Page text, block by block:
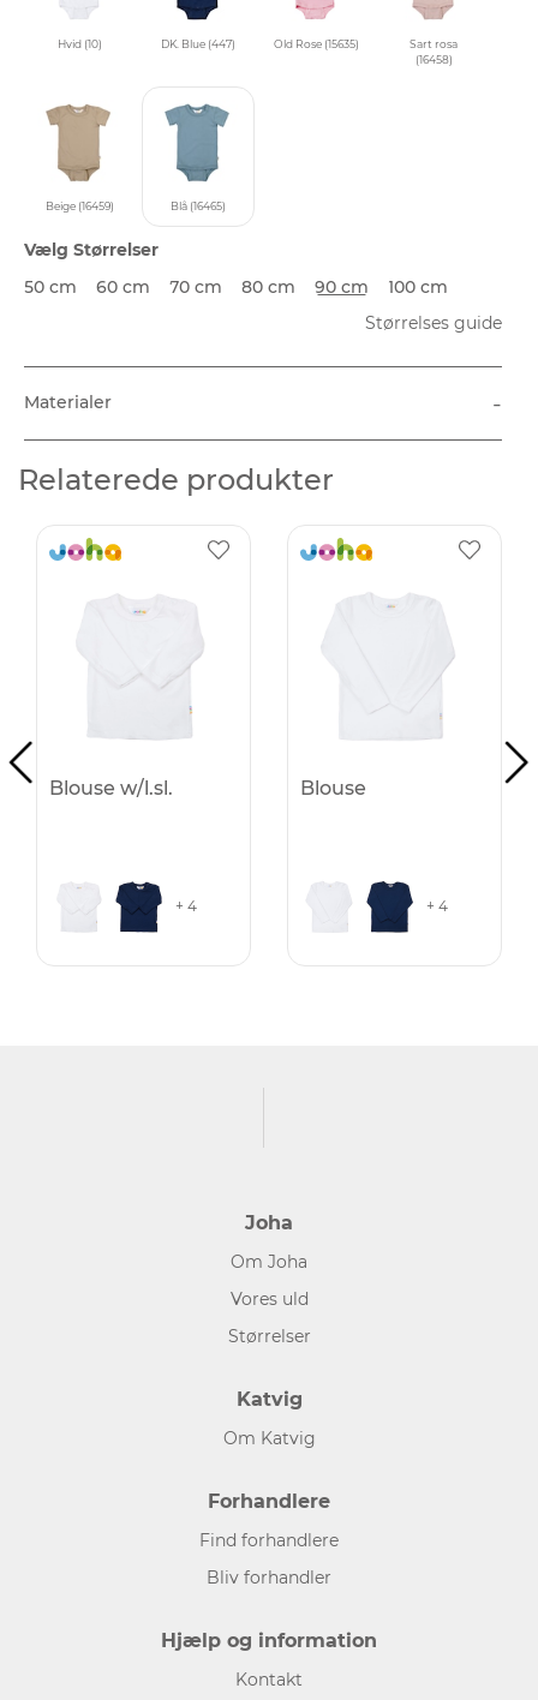
Hvid (10) DK. Blue (447) Old Rose (15635)
Sart rosa
(16458)
Beige (16459) Blå (16465)
Vælg Størrelser
50 cm
60 cm 70 cm 80 cm 90 cm
100 cm
Størrelses guide
Materialer -
Relaterede produkter
Blouse w/l.sl.
+ 4
Blouse
+ 4
Joha
Om Joha
Vores uld
Størrelser
Katvig
Om Katvig
Forhandlere
Find forhandlere
Bliv forhandler
Hjælp og information
Kontakt